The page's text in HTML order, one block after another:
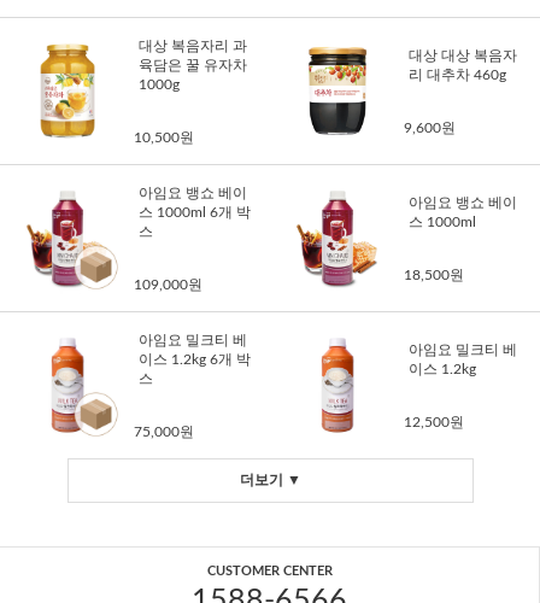
대상 복음자리 과
육담은 꿀 유자차
1000g
10,500원
대상 대상 복음자
리 대추차 460g
9,600원
아임요 뱅쇼 베이
스 1000ml 6개 박
스
109,000원
아임요 뱅쇼 베이
스 1000ml
18,500원
아임요 밀크티 베
이스 1.2kg 6개 박
스
75,000원
아임요 밀크티 베
이스 1.2kg
12,500원
더보기 ▼
CUSTOMER CENTER